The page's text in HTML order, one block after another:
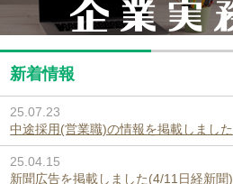
新着情報
25.07.23
中途採用(営業職)の情報を掲載しました
25.04.15
新聞広告を掲載しました(4/11日経新聞)